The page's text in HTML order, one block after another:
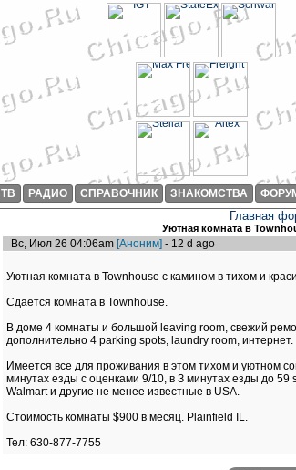
ТВ РАДИО СПРАВОЧНИК ЗНАКОМСТВА
Главная
Уютная комната в
Вс, Июл 26 04:06am [Аноним] - 12 d ago
Уютная комната в Townhouse с камином в тихом и
Сдается комната в Townhouse.
В доме 4 комнаты и большой leaving room, свежий
дополнительно 4 parking spots, laundry room, интернет.
Имеется все для проживания в этом тихом и уютном
минутах езды с оценками 9/10, в З минутах езды до 59
Walmart и другие не менее известные в USA.
Стоимость комнаты $900 в месяц. Plainfield IL.
Тел: 630-877-7755